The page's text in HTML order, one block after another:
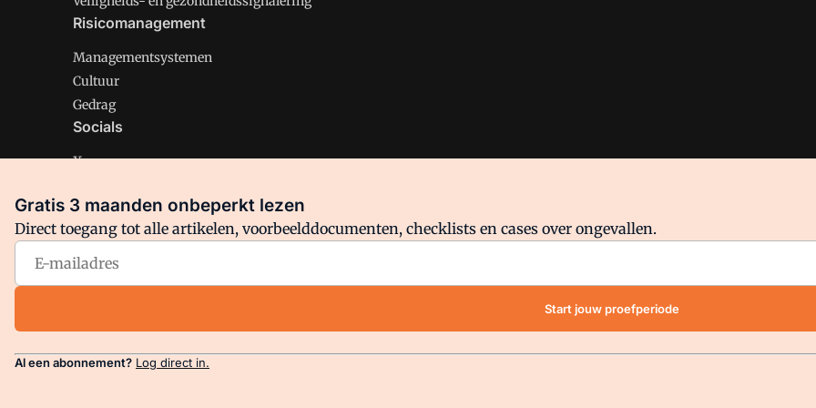
Risicomanagement
Managementsystemen
Cultuur
Gedrag
Socials
X
Facebook
Arbo is onderdeel van VMN media. Lees inons manifestwaar VMN media voor staat. Op gebruik van deze site zijn de
Gratis 3 maanden onbeperkt lezen
Direct toegang tot alle artikelen, voorbeelddocumenten, checklists en cases over ongevallen.
Start jouw proefperiode
Al een abonnement? Log direct in.